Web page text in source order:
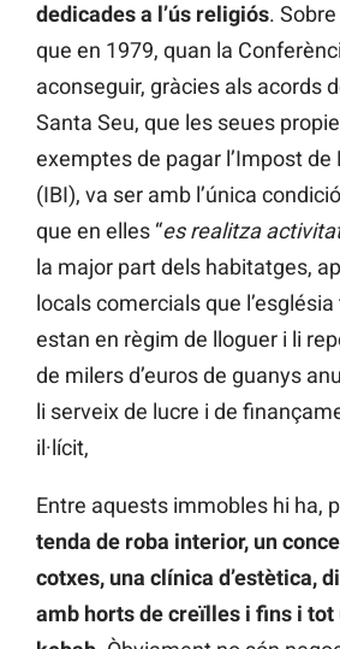
dedicades a l’ús religiós.
que en 1979, quan la
aconseguir, gràcies als acords
Santa Seu, que les seues
exemptes de pagar l’Impost
(IBI), va ser amb l’única
que en elles “es realitza
la major part dels habitatges,
locals comercials que
estan en règim de lloguer i li
de milers d’euros de guanys
li serveix de lucre i de
il·lícit,
Entre aquests immobles hi ha,
tenda de roba interior, un
cotxes, una clínica d’estètica,
amb horts de creïlles i fins i tot